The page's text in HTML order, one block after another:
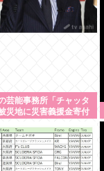
芸能事務所「チャッタ
災地に災害義援金寄付